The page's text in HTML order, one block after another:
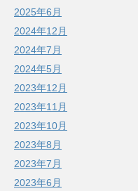
2025年6月
2024年12月
2024年7月
2024年5月
2023年12月
2023年11月
2023年10月
2023年8月
2023年7月
2023年6月